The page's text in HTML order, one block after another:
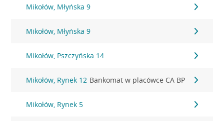
Mikołów, Młyńska 9
Mikołów, Młyńska 9
Mikołów, Pszczyńska 14
Mikołów, Rynek 12 Bankomat w placówce CA BP
Mikołów, Rynek 5